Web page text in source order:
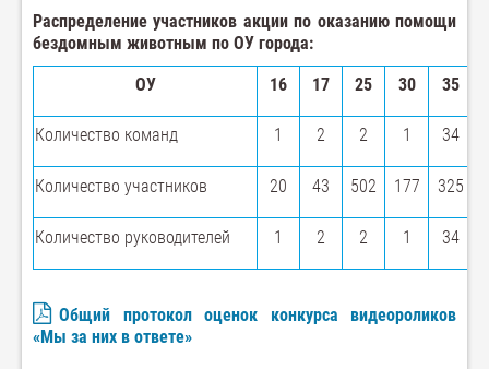
Распределение участников акции по оказанию помощи
бездомным животным по ОУ города:
ОУ
16 17 25 30 35
Количество команд 1 2 2 1 34
Количество участников 20 43 502 177 325
Количество руководителей 1 2 2 1 34
Общий протокол оценок конкурса видеороликов
«Мы за них в ответе»